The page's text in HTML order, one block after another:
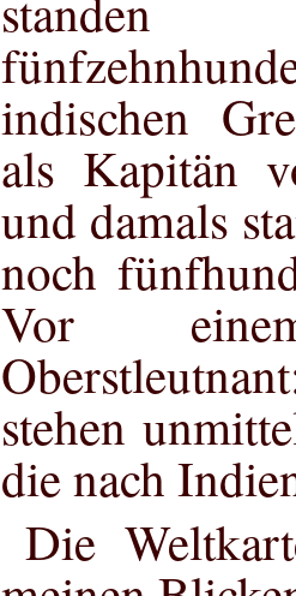
indischen
als Kapitän
und damals
noch
Vor
stehen
die nach
Die